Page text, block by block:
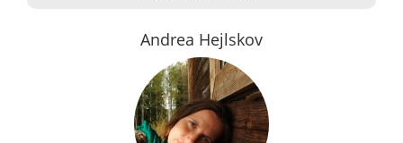
Andrea Hejlskov